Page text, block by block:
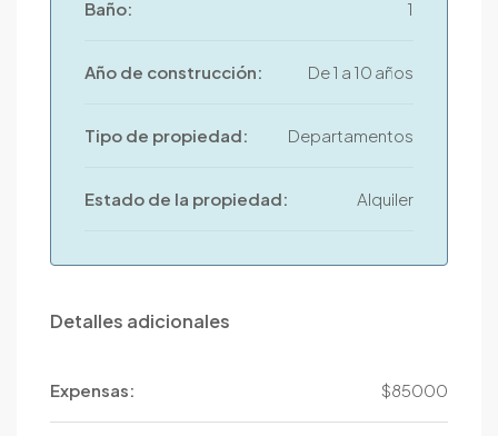
Baño: 1
Año de construcción: De 1 a 10 años
Tipo de propiedad: Departamentos
Estado de la propiedad: Alquiler
Detalles adicionales
Expensas: $85000